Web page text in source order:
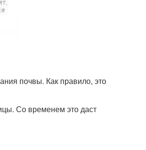
почвы. Как правило, это
Со временем это даст